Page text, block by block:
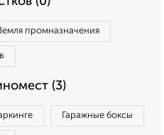
промназначения
(3)
Гаражные боксы